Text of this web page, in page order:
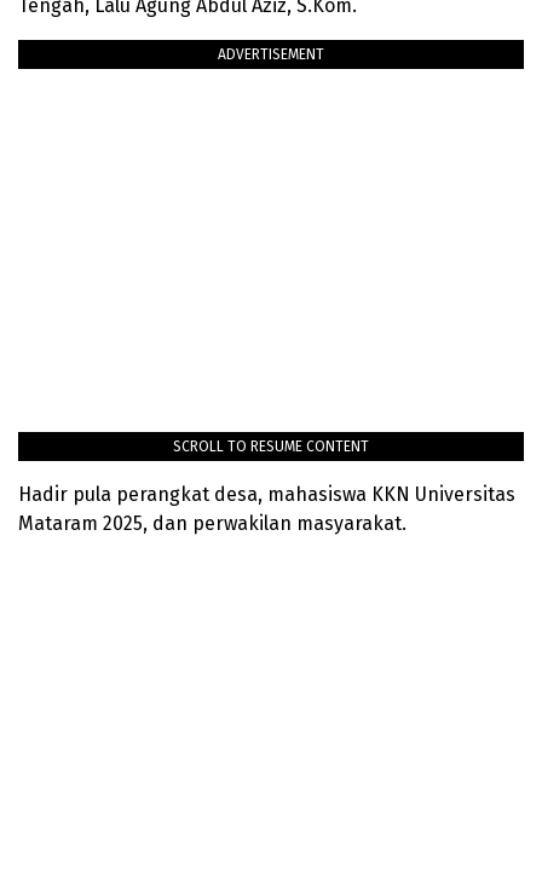
Tengah, Lalu Agung Abdul Aziz, S.Kom.
ADVERTISEMENT
SCROLL TO RESUME CONTENT
Hadir pula perangkat desa, mahasiswa KKN Universitas
Mataram 2025, dan perwakilan masyarakat.